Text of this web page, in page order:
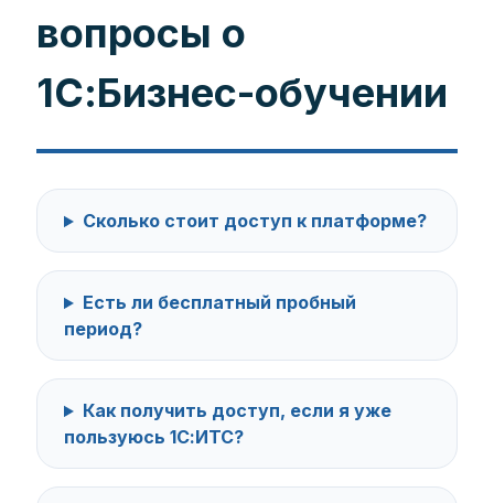
вопросы о
1С:Бизнес-обучении
Сколько стоит доступ к платформе?
Есть ли бесплатный пробный
период?
Как получить доступ, если я уже
пользуюсь 1С:ИТС?